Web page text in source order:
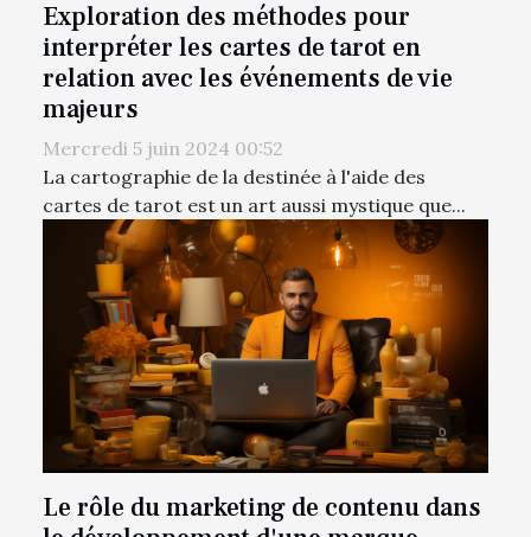
Exploration des méthodes pour
interpréter les cartes de tarot en
relation avec les événements de vie
majeurs
Mercredi 5 juin 2024 00:52
La cartographie de la destinée à l'aide des
cartes de tarot est un art aussi mystique que...
Le rôle du marketing de contenu dans